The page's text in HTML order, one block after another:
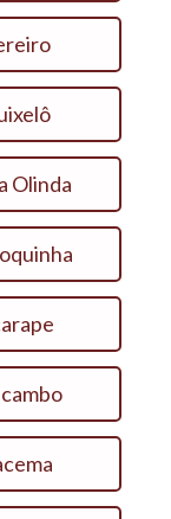
Olinda